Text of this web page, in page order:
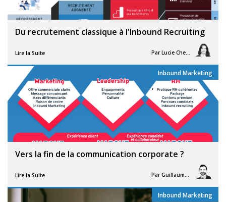
Du recrutement classique à l'Inbound Recruiting
Lire la Suite Par Lucie Chesné
Vers la fin de la communication corporate ?
Lire la Suite Par Guillaume Vigneron
Inbound Marketing
,
Inbound Marketing